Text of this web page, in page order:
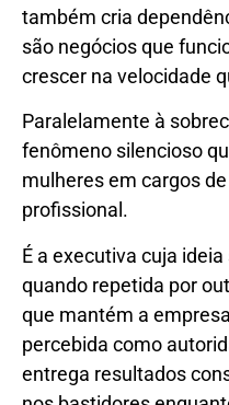
também cria
são negócios que
crescer na velocidade
Paralelamente à
fenômeno silencioso
mulheres em cargos
profissional.
É a executiva cuja
quando repetida por
que mantém a
percebida como
entrega resultados